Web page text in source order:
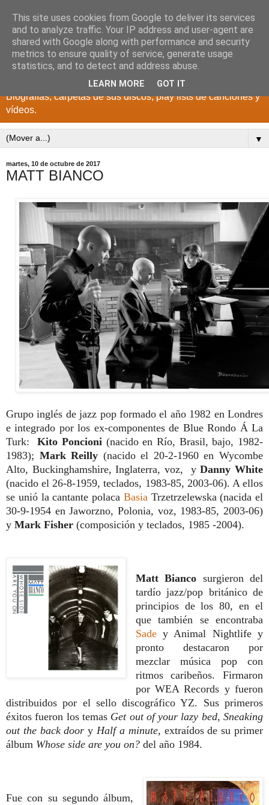
DISCOS PARA EL
RECUERDO
CANTANTES Y GRUPOS DE LOS AÑOS 1950 a 2022.
Biografías, carpetas de sus discos, play lists de canciones y
vídeos.
▼
martes, 10 de octubre de 2017
MATT BIANCO
Grupo inglés de jazz pop formado el año 1982 en Londres
e integrado por los ex-componentes de Blue Rondo Á La
Turk:Kito Poncioni (nacido en Río, Brasil, bajo, 1982-
1983); Mark Reilly (nacido el 20-2-1960 en Wycombe
Alto, Buckinghamshire, Inglaterra, voz, yDanny White
(nacido el 26-8-1959, teclados, 1983-85, 2003-06). A ellos
se unió la cantante polaca Basia Trzetrzelewska (nacida el
30-9-1954 en Jaworzno, Polonia, voz, 1983-85, 2003-06)
y Mark Fisher (composición y teclados, 1985 -2004).
Matt Bianco surgieron del
tardío jazz/pop británico de
principios de los 80, en el
que también se encontraba
Sadey Animal Nightlife y
pronto destacaron por
mezclar música pop con
ritmos caribeños. Firmaron
por WEA Records y fueron
distribuidos por el sello discográfico YZ. Sus primeros
éxitos fueron los temas Get out of your lazy bed,Sneaking
out the back door yHalf a minute, extraídos de su primer
álbum Whose side are you on? del año 1984.
Fue con su segundo álbum,
This site uses cookies from Google to deliver its services
and to analyze traffic. Your IP address and user-agent are
shared with Google along with performance and security
metrics to ensure quality of service, generate usage
statistics, and to detect and address abuse.
LEARN MORE GOT IT